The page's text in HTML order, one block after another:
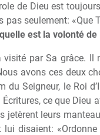
de Dieu est
pas seulement:
est la volonté de
par Sa grâce.
avons ces deux
du Seigneur, le Roi
ce que Dieu
jetèrent leurs
disaient: